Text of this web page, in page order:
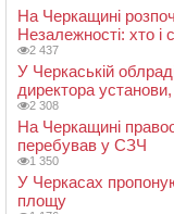
На Черкащині
Незалежності: хто і
2 437
У Черкаській
директора
2 308
На Черкащині
перебував у СЗЧ
1 350
У Черкасах
площу